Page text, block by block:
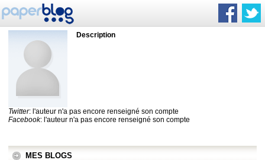
Description
Twitter: l'auteur n'a pas encore renseigné son compte
Facebook: l'auteur n'a pas encore renseigné son compte
MES BLOGS